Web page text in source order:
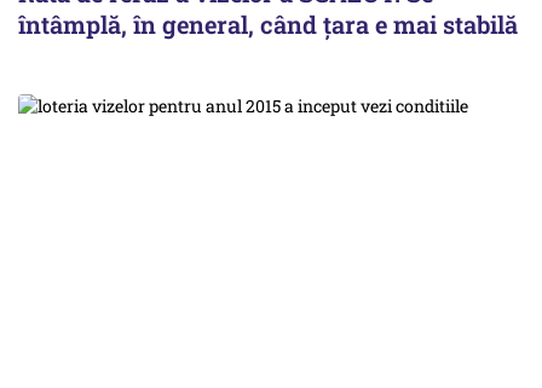
întâmplă, în general, când țara e mai stabilă